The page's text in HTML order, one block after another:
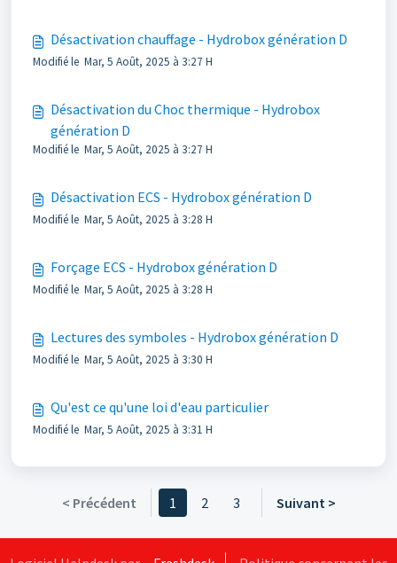
Désactivation chauffage - Hydrobox génération D
Modifié le Mar, 5 Août, 2025 à 3:27 H
Désactivation du Choc thermique - Hydrobox
génération D
Modifié le Mar, 5 Août, 2025 à 3:27 H
Désactivation ECS - Hydrobox génération D
Modifié le Mar, 5 Août, 2025 à 3:28 H
Forçage ECS - Hydrobox génération D
Modifié le Mar, 5 Août, 2025 à 3:28 H
Lectures des symboles - Hydrobox génération D
Modifié le Mar, 5 Août, 2025 à 3:30 H
Qu'est ce qu'une loi d'eau particulier
Modifié le Mar, 5 Août, 2025 à 3:31 H
< Précédent 1 2 3 Suivant >